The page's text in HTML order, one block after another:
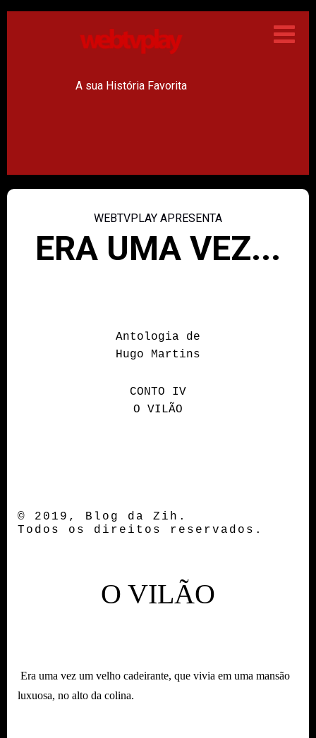
A sua História Favorita
WEBTVPLAY APRESENTA
ERA UMA VEZ...
Antologia de
Hugo Martins
CONTO IV
O VILÃO
© 2019, Blog da Zih.
Todos os direitos reservados.
O VILÃO
Era uma vez um velho cadeirante, que vivia em uma mansão
luxuosa, no alto da colina.